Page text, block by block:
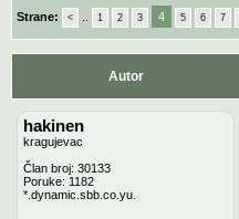
Strane:
< 1 2 3 4 5 6 7
Autor
hakinen
kragujevac
Član broj: 30133
Poruke: 1182
*.dynamic.sbb.co.yu.